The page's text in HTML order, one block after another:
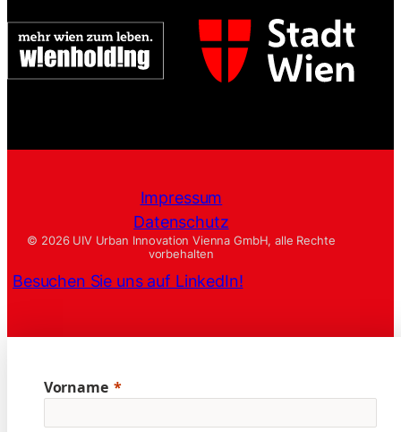
Impressum
Datenschutz
© 2026 UIV Urban Innovation Vienna GmbH, alle Rechte
vorbehalten
Besuchen Sie uns auf LinkedIn!
Vorname